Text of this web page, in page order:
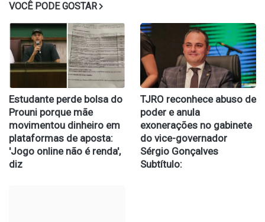
VOCÊ PODE GOSTAR
Estudante perde bolsa do
Prouni porque mãe
movimentou dinheiro em
plataformas de aposta:
'Jogo online não é renda',
diz
TJRO reconhece abuso de
poder e anula
exonerações no gabinete
do vice-governador
Sérgio Gonçalves
Subtítulo: